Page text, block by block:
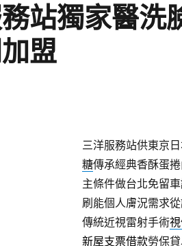
站獨家醫洗
盟
三洋服務站供東京
糖傳承經典香酥蛋
主條件做台北免留
刷能個人膚況需求
傳統近視雷射手術
新屋支票借款勞保